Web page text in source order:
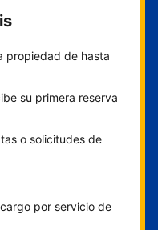
propiedad de hasta
su primera reserva
o solicitudes de
por servicio de